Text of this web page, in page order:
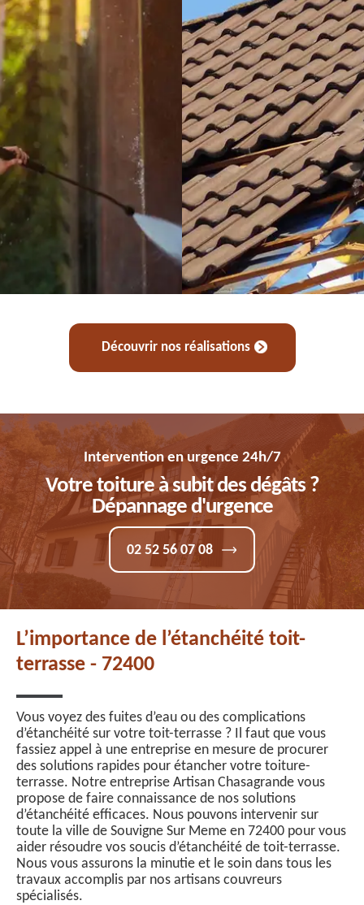
Découvrir nos réalisations
Intervention en urgence 24h/7
Votre toiture à subit des dégâts ?
Dépannage d'urgence
02 52 56 07 08
L’importance de l’étanchéité toit-
terrasse - 72400
Vous voyez des fuites d’eau ou des complications
d’étanchéité sur votre toit-terrasse ? Il faut que vous
fassiez appel à une entreprise en mesure de procurer
des solutions rapides pour étancher votre toiture-
terrasse. Notre entreprise Artisan Chasagrande vous
propose de faire connaissance de nos solutions
d’étanchéité efficaces. Nous pouvons intervenir sur
toute la ville de Souvigne Sur Meme en 72400 pour vous
aider résoudre vos soucis d’étanchéité de toit-terrasse.
Nous vous assurons la minutie et le soin dans tous les
travaux accomplis par nos artisans couvreurs
spécialisés.